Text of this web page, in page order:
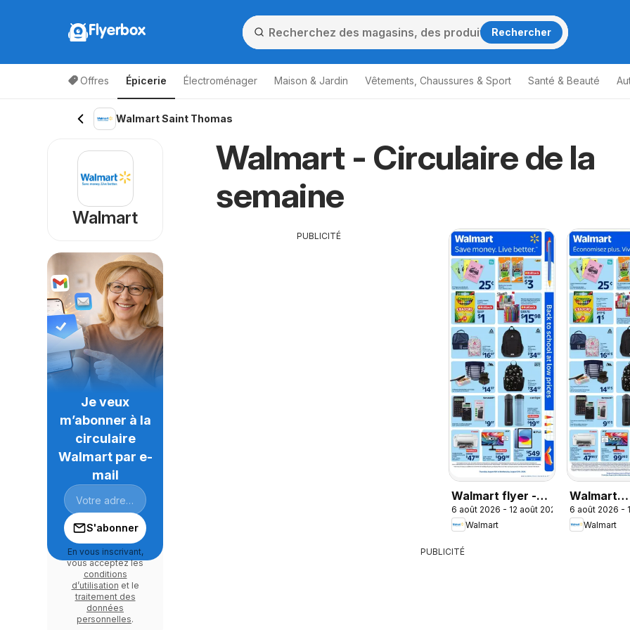
Flyerbox Rechercher
Offres Épicerie Électroménager Maison & Jardin Vêtements, Chaussures & Sport Santé & Beauté
Walmart Saint Thomas
Walmart - Circulaire de la
semaine
PUBLICITÉ
Walmart flyer -
Back to school at
low prices
6 août 2026 - 12 août 2026
Walmart
Walmart
circulaire
rentrée à
6 août 2026 -
Walmart
PUBLICITÉ
Walmart
Je veux
m’abonner à la
circulaire
Walmart par e-
mail
S'abonner
En vous inscrivant,
vous acceptez les
conditions
d’utilisation et le
traitement des
données
personnelles.